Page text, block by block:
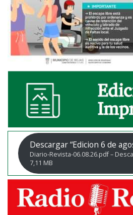
Descargar “Edicion 6 de
Diario-Revista-06.08.26.pdf –
7,11 MB